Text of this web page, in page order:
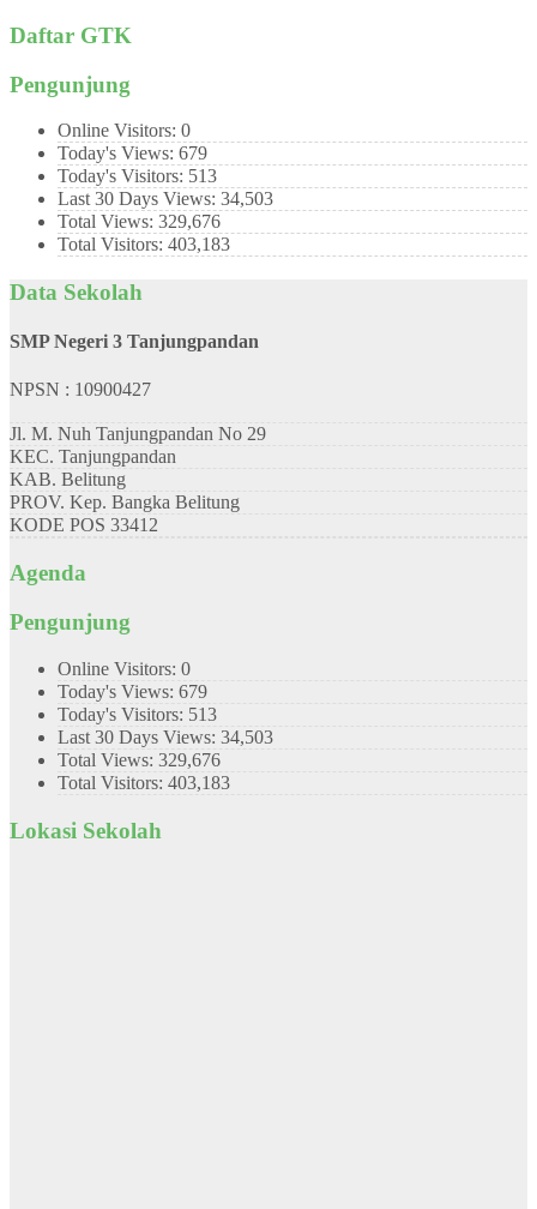
Daftar GTK
Pengunjung
Online Visitors: 0
Today's Views: 679
Today's Visitors: 513
Last 30 Days Views: 34,503
Total Views: 329,676
Total Visitors: 403,183
Data Sekolah
SMP Negeri 3 Tanjungpandan
NPSN : 10900427
Jl. M. Nuh Tanjungpandan No 29
KEC. Tanjungpandan
KAB. Belitung
PROV. Kep. Bangka Belitung
KODE POS 33412
Agenda
Pengunjung
Online Visitors: 0
Today's Views: 679
Today's Visitors: 513
Last 30 Days Views: 34,503
Total Views: 329,676
Total Visitors: 403,183
Lokasi Sekolah